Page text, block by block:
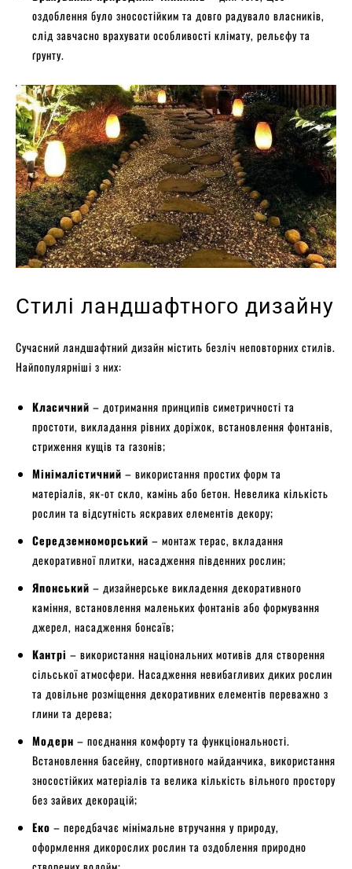
оздоблення було зносостійким та довго радувало власників,
слід завчасно врахувати особливості клімату, рельєфу та
ґрунту.
Стилі ландшафтного дизайну
Сучасний ландшафтний дизайн містить безліч неповторних стилів.
Найпопулярніші з них:
Класичний – дотримання принципів симетричності та
простоти, викладання рівних доріжок, встановлення фонтанів,
стриження кущів та газонів;
Мінімалістичний – використання простих форм та
матеріалів, як-от скло, камінь або бетон. Невелика кількість
рослин та відсутність яскравих елементів декору;
Середземноморський – монтаж терас, вкладання
декоративної плитки, насадження південних рослин;
Японський – дизайнерське викладення декоративного
каміння, встановлення маленьких фонтанів або формування
джерел, насадження бонсаїв;
Кантрі – використання національних мотивів для створення
сільської атмосфери. Насадження невибагливих диких рослин
та довільне розміщення декоративних елементів переважно з
глини та дерева;
Модерн – поєднання комфорту та функціональності.
Встановлення басейну, спортивного майданчика, використання
зносостійких матеріалів та велика кількість вільного простору
без зайвих декорацій;
Еко – передбачає мінімальне втручання у природу,
оформлення дикорослих рослин та оздоблення природно